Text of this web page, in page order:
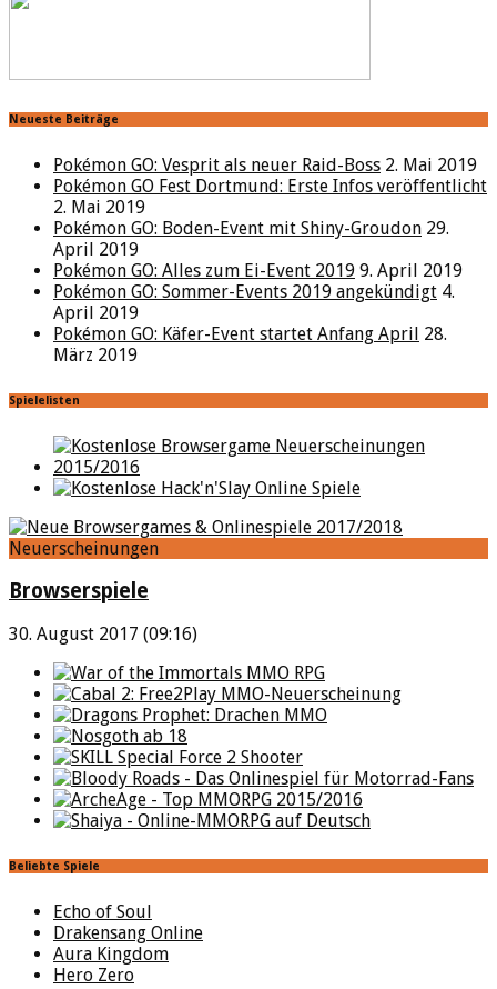
Neueste Beiträge
Pokémon GO: Vesprit als neuer Raid-Boss 2. Mai 2019
Pokémon GO Fest Dortmund: Erste Infos veröffentlicht
2. Mai 2019
Pokémon GO: Boden-Event mit Shiny-Groudon 29.
April 2019
Pokémon GO: Alles zum Ei-Event 2019 9. April 2019
Pokémon GO: Sommer-Events 2019 angekündigt 4.
April 2019
Pokémon GO: Käfer-Event startet Anfang April 28.
März 2019
Spielelisten
Neuerscheinungen
Browserspiele
30. August 2017 (09:16)
Beliebte Spiele
Echo of Soul
Drakensang Online
Aura Kingdom
Hero Zero